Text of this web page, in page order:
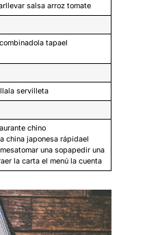
salsa arroz tomate
tapael
servilleta
chino
china japonesa rápidael
una sopapedir una
la carta el menú la cuenta